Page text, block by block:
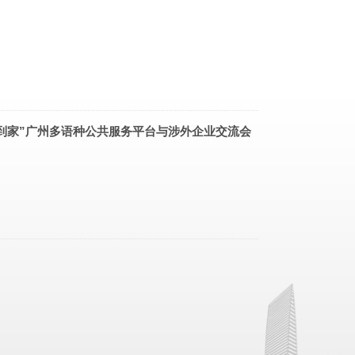
”广州多语种公共服务平台与涉外企业交流会